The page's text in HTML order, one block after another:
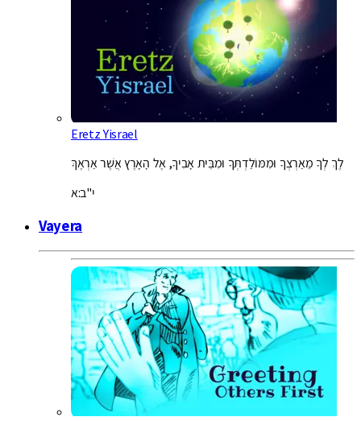
Eretz Yisrael
לֶךְ לְךָ מֵאַרְצְךָ וּמִמּוֹלַדְתְּךָ וּמִבֵּית אָבִיךָ, אֶל הָאָרֶץ אֲשֶׁר אַרְאֶךָּ
י"ב:א
Vayera